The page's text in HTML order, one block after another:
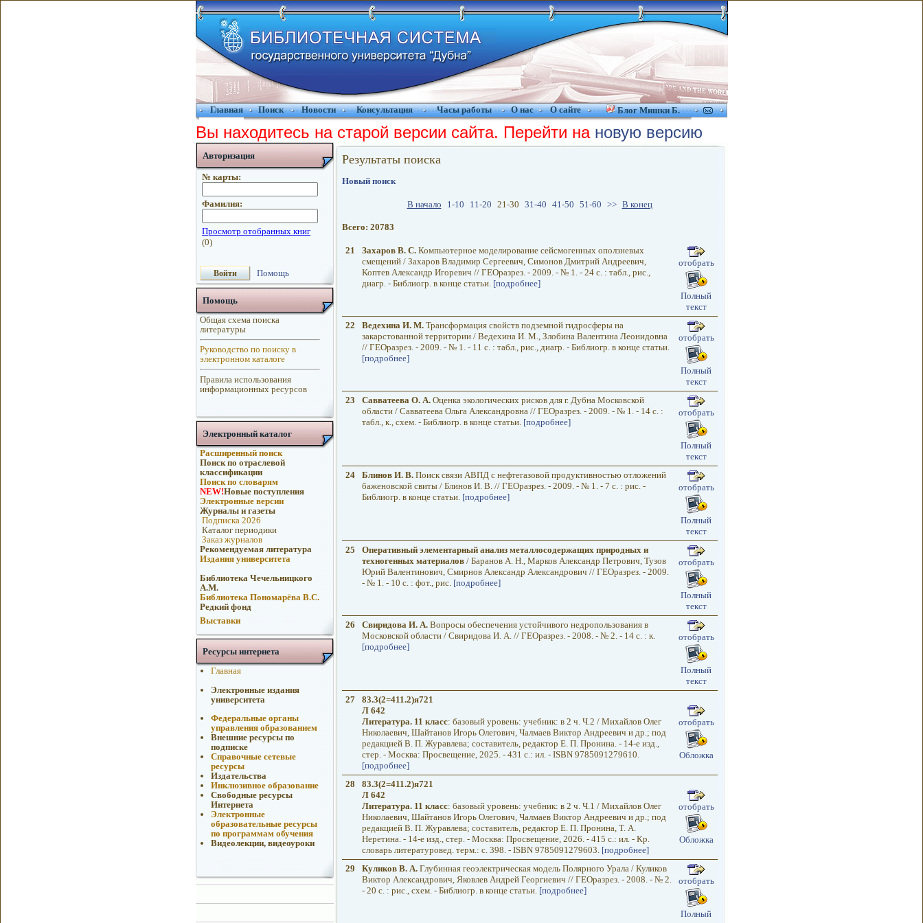
Главная Поиск Новости Консультация Часы работы О нас О сайте Блог Мишки Б.
Вы находитесь на старой версии сайта. Перейти на новую версию
Авторизация
№ карты:
Фамилия:
Помощь
Помощь
Общая схема поиска
литературы
Руководство по поиску в
электронном каталоге
Правила использования
информационных ресурсов
Электронный каталог
Расширенный поиск
Поиск по отраслевой
классификации
Поиск по словарям
NEW!Новые поступления
Электронные версии
Журналы и газеты
Подписка 2026
Каталог периодики
Заказ журналов
Рекомендуемая литература
Издания университета
Библиотека Чечельницкого
А.М.
Библиотека Пономарёва В.С.
Редкий фонд
Выставки
Ресурсы интернета
Главная
Электронные издания
университета
Федеральные органы
управления образованием
Внешние ресурсы по
подписке
Справочные сетевые
ресурсы
Издательства
Инклюзивное образование
Свободные ресурсы
Интернета
Электронные
образовательные ресурсы
по программам обучения
Видеолекции, видеоуроки
Результаты поиска
Новый поиск
В начало 1-10 11-20 21-30 31-40 41-50 51-60 >> В конец
Всего: 20783
21 Захаров В. С.Компьютерное моделирование сейсмогенных оползневых
смещений / Захаров Владимир Сергеевич, Симонов Дмитрий Андреевич,
Коптев Александр Игоревич // ГЕОразрез. - 2009. - № 1. - 24 с. : табл., рис.,
диагр. - Библиогр. в конце статьи. [подробнее]
отобрать
Полный
текст
22
Ведехина И. М.Трансформация свойств подземной гидросферы на
закарстованной территории / Ведехина И. М., Злобина Валентина Леонидовна
// ГЕОразрез. - 2009. - № 1. - 11 с. : табл., рис., диагр. - Библиогр. в конце статьи.
[подробнее]
отобрать
Полный
текст
23
Савватеева О. А.Оценка экологических рисков для г. Дубна Московской
области / Савватеева Ольга Александровна // ГЕОразрез. - 2009. - № 1. - 14 с. :
табл., к., схем. - Библиогр. в конце статьи. [подробнее]
отобрать
Полный
текст
24
Блинов И. В.Поиск связи АВПД с нефтегазовой продуктивностью отложений
баженовской свиты / Блинов И. В. // ГЕОразрез. - 2009. - № 1. - 7 с. : рис. -
Библиогр. в конце статьи. [подробнее]
отобрать
Полный
текст
25
Оперативный элементарный анализ металлосодержащих природных и
техногенных материалов/ Баранов А. Н., Марков Александр Петрович, Тузов
Юрий Валентинович, Смирнов Александр Александрович // ГЕОразрез. - 2009.
- № 1. - 10 с. : фот., рис. [подробнее]
отобрать
Полный
текст
26
Свиридова И. А.Вопросы обеспечения устойчивого недропользования в
Московской области / Свиридова И. А. // ГЕОразрез. - 2008. - № 2. - 14 с. : к.
[подробнее]
отобрать
Полный
текст
27
83.3(2=411.2)я721
Л 642
Литература. 11 класс: базовый уровень: учебник: в 2 ч. Ч.2 / Михайлов Олег
Николаевич, Шайтанов Игорь Олегович, Чалмаев Виктор Андреевич и др.; под
редакцией В. П. Журавлева; составитель, редактор Е. П. Пронина. - 14-е изд.,
стер. - Москва: Просвещение, 2025. - 431 с.: ил. - ISBN 9785091279610.
[подробнее]
отобрать
Обложка
28
83.3(2=411.2)я721
Л 642
Литература. 11 класс: базовый уровень: учебник: в 2 ч. Ч.1 / Михайлов Олег
Николаевич, Шайтанов Игорь Олегович, Чалмаев Виктор Андреевич и др.; под
редакцией В. П. Журавлева; составитель, редактор Е. П. Пронина, Т. А.
Неретина. - 14-е изд., стер. - Москва: Просвещение, 2026. - 415 с.: ил. - Кр.
словарь литературовед. терм.: с. 398. - ISBN 9785091279603. [подробнее]
отобрать
Обложка
29 Куликов В. А.Глубинная геоэлектрическая модель Полярного Урала / Куликов
Виктор Александрович, Яковлев Андрей Георгиевич // ГЕОразрез. - 2008. - № 2.
- 20 с. : рис., схем. - Библиогр. в конце статьи. [подробнее]
отобрать
Полный